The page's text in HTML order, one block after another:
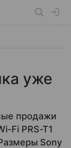
уже
продажи
Fi PRS-T1
Sony